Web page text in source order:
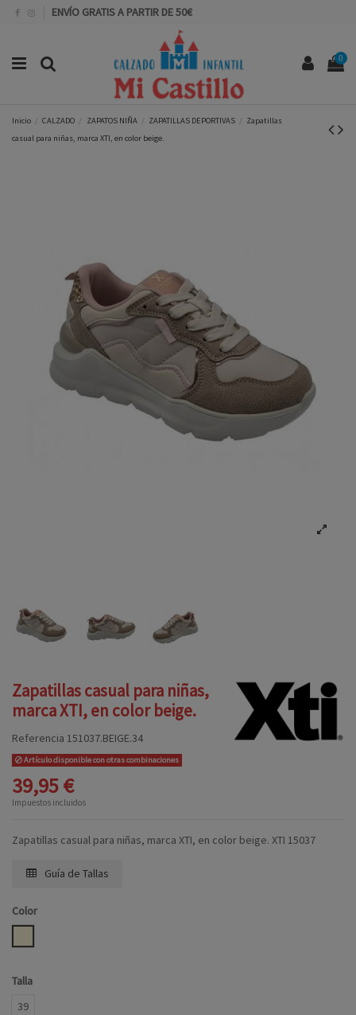
ENVÍO GRATIS A PARTIR DE 50€
0
Inicio CALZADO ZAPATOS NIÑA ZAPATILLAS DEPORTIVAS
Zapatillas
casual para niñas, marca XTI, en color beige.
Zapatillas casual para niñas,
marca XTI, en color beige.
Referencia 151037.BEIGE.34
Artículo disponible con otras combinaciones
39,95 €
Impuestos incluidos
Zapatillas casual para niñas, marca XTI, en color beige. XTI 15037
Guía de Tallas
Color
Talla
39